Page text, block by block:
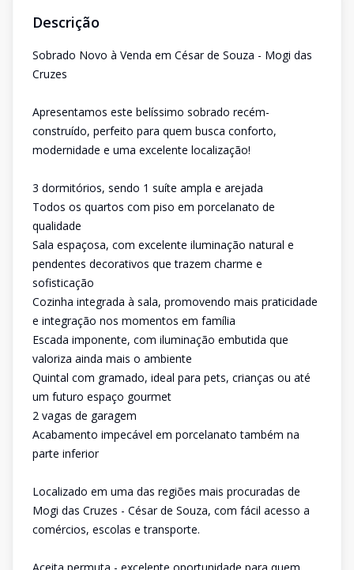
Descrição
Sobrado Novo à Venda em César de Souza - Mogi das
Cruzes
Apresentamos este belíssimo sobrado recém-
construído, perfeito para quem busca conforto,
modernidade e uma excelente localização!
3 dormitórios, sendo 1 suíte ampla e arejada
Todos os quartos com piso em porcelanato de
qualidade
Sala espaçosa, com excelente iluminação natural e
pendentes decorativos que trazem charme e
sofisticação
Cozinha integrada à sala, promovendo mais praticidade
e integração nos momentos em família
Escada imponente, com iluminação embutida que
valoriza ainda mais o ambiente
Quintal com gramado, ideal para pets, crianças ou até
um futuro espaço gourmet
2 vagas de garagem
Acabamento impecável em porcelanato também na
parte inferior
Localizado em uma das regiões mais procuradas de
Mogi das Cruzes - César de Souza, com fácil acesso a
comércios, escolas e transporte.